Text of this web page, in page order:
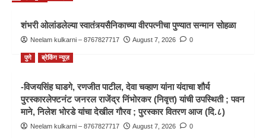
शंभरी ओलांडलेल्या स्वातंत्र्यसैनिकाच्या वीरपत्नीचा पुण्यात सन्मान सोहळा
Neelam kulkarni – 8767827717 August 7, 2026 0
पुणे ब्रेकिंग न्यूज़
-विजयसिंह घाडगे, रणजीत पाटील, देवा चव्हाण यांना यंदाचा शौर्य
पुरस्कारलेफ्टनंट जनरल राजेंद्र निंभोरकर (निवृत्त) यांची उपस्थिती ; पवन
माने, निलेश भोरडे यांचा देखील गौरव ; पुरस्कार वितरण आज (दि.८)
Neelam kulkarni – 8767827717 August 7, 2026 0